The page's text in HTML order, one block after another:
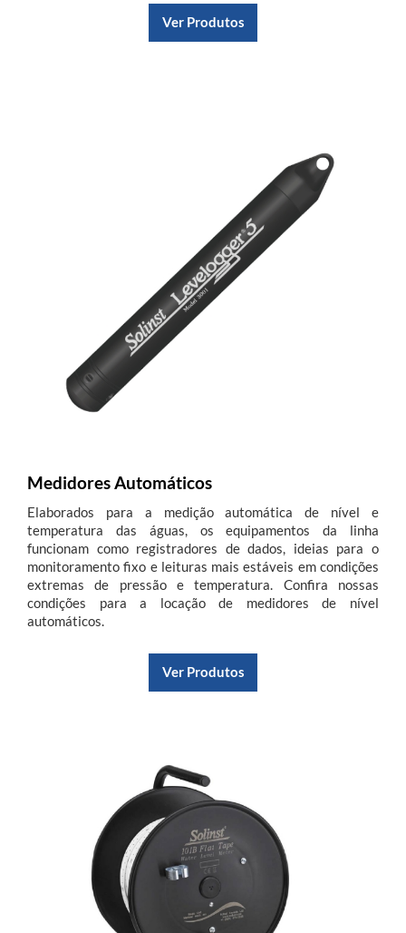
Ver Produtos
Medidores Automáticos
Elaborados para a medição automática de nível e
temperatura das águas, os equipamentos da linha
funcionam como registradores de dados, ideias para o
monitoramento fixo e leituras mais estáveis em condições
extremas de pressão e temperatura. Confira nossas
condições para a locação de medidores de nível
automáticos.
Ver Produtos